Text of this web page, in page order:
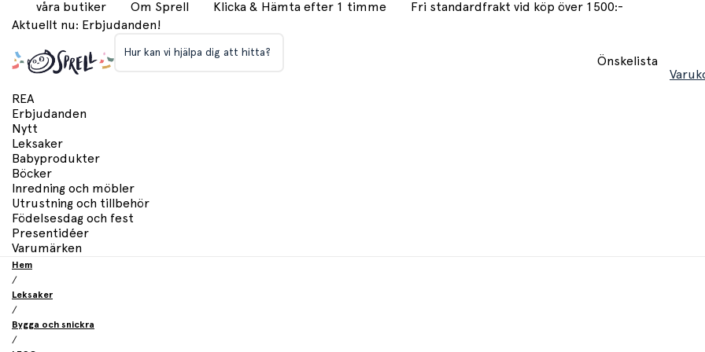
våra butiker Om Sprell Klicka & Hämta efter 1 timme
Fri standardfrakt vid köp över 1500:-
Aktuellt nu: Erbjudanden!
Hur kan vi hjälpa dig att hitta?
Önskelista
REA
Erbjudanden
Nytt
Leksaker
Babyprodukter
Böcker
Inredning och möbler
Utrustning och tillbehör
Födelsesdag och fest
Presentidéer
Varumärken
Hem
/
Leksaker
/
Bygga och snickra
/